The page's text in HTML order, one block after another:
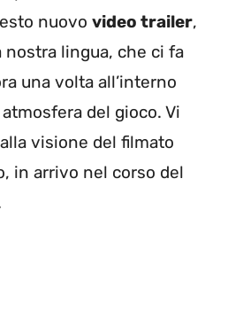
nuovo video trailer,
lingua, che ci fa
una volta all’interno
del gioco. Vi
visione del filmato
in arrivo nel corso del